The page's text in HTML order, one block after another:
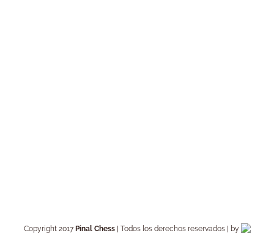
Copyright 2017 Pinal Chess| Todos los derechos reservados | by